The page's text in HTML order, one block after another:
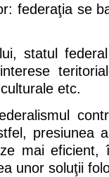
federaţia se
statul
etc.
presiunea
mai
unor soluţii